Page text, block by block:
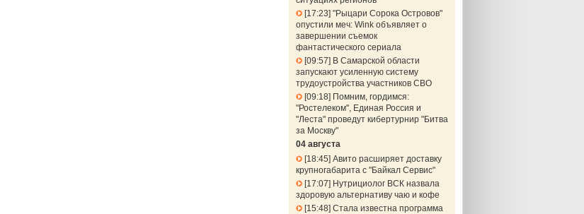
17:23 "Рыцари Сорока Островов"
опустили меч: Wink объявляет о
завершении съемок
фантастического сериала
09:57
В Самарской области
запускают усиленную систему
трудоустройства участников СВО
09:18 Помним, гордимся:
"Ростелеком", Единая Россия и
"Леста" проведут кибертурнир "Битва
за Москву"
04 августа
18:45 Авито расширяет доставку
крупногабарита с "Байкал Сервис"
17:07
Нутрициолог ВСК назвала
здоровую альтернативу чаю и кофе
15:48 Стала известна программа